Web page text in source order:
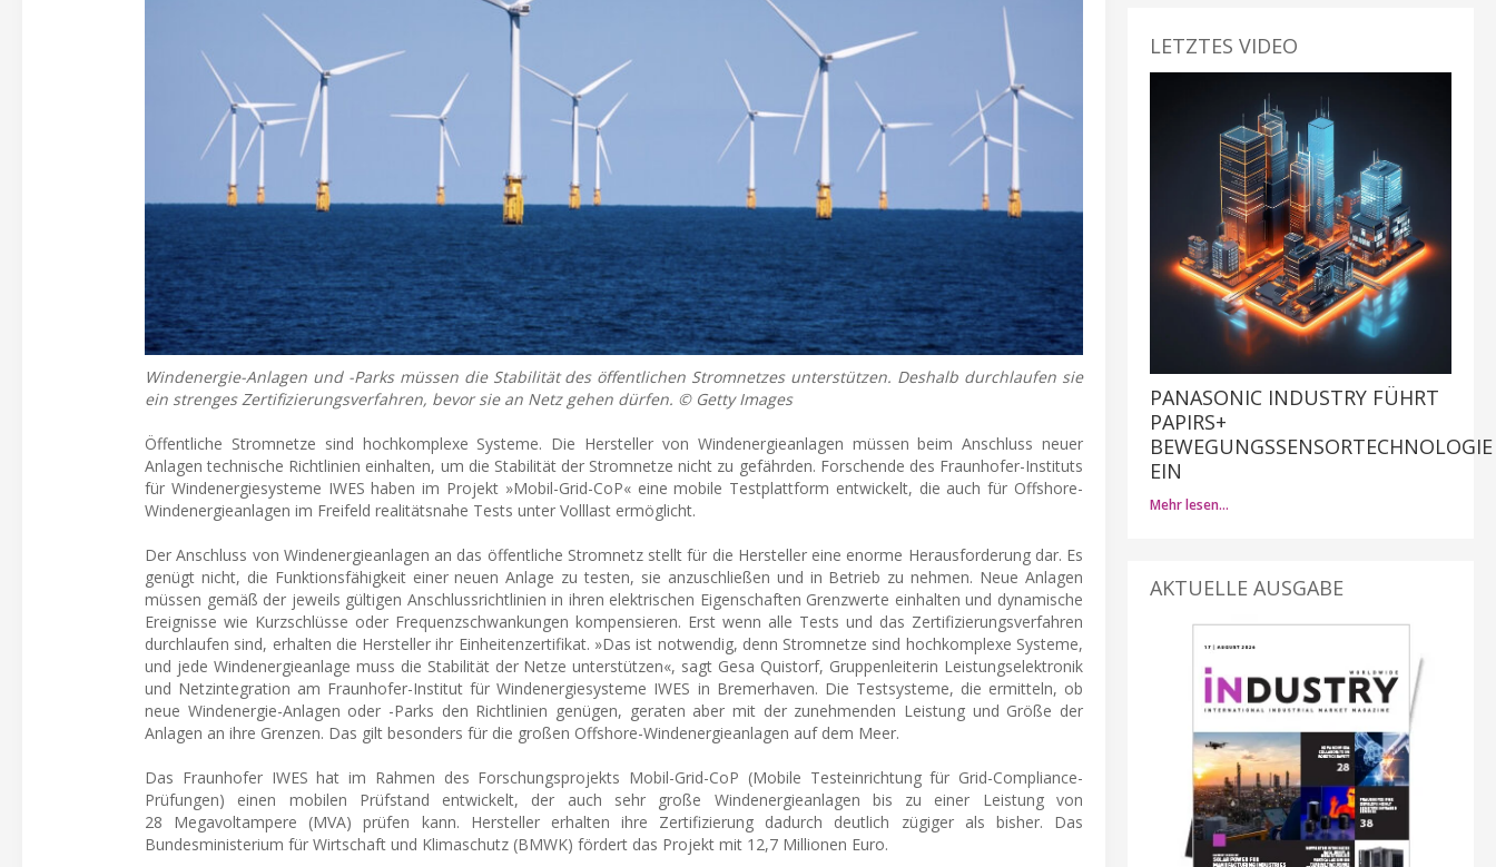
Windenergie-Anlagen und -Parks müssen die Stabilität des öffentlichen Stromnetzes unterstützen. Deshalb durchlaufen sie
ein strenges Zertifizierungsverfahren, bevor sie an Netz gehen dürfen. © Getty Images
Öffentliche Stromnetze sind hochkomplexe Systeme. Die Hersteller von Windenergieanlagen müssen beim Anschluss neuer
Anlagen technische Richtlinien einhalten, um die Stabilität der Stromnetze nicht zu gefährden. Forschende des Fraunhofer-Instituts
für Windenergiesysteme IWES haben im Projekt »Mobil-Grid-CoP« eine mobile Testplattform entwickelt, die auch für Offshore-
Windenergieanlagen im Freifeld realitätsnahe Tests unter Volllast ermöglicht.
Der Anschluss von Windenergieanlagen an das öffentliche Stromnetz stellt für die Hersteller eine enorme Herausforderung dar. Es
genügt nicht, die Funktionsfähigkeit einer neuen Anlage zu testen, sie anzuschließen und in Betrieb zu nehmen. Neue Anlagen
müssen gemäß der jeweils gültigen Anschlussrichtlinien in ihren elektrischen Eigenschaften Grenzwerte einhalten und dynamische
Ereignisse wie Kurzschlüsse oder Frequenzschwankungen kompensieren. Erst wenn alle Tests und das Zertifizierungsverfahren
durchlaufen sind, erhalten die Hersteller ihr Einheitenzertifikat. »Das ist notwendig, denn Stromnetze sind hochkomplexe Systeme,
und jede Windenergieanlage muss die Stabilität der Netze unterstützen«, sagt Gesa Quistorf, Gruppenleiterin Leistungselektronik
und Netzintegration am Fraunhofer-Institut für Windenergiesysteme IWES in Bremerhaven. Die Testsysteme, die ermitteln, ob
neue Windenergie-Anlagen oder -Parks den Richtlinien genügen, geraten aber mit der zunehmenden Leistung und Größe der
Anlagen an ihre Grenzen. Das gilt besonders für die großen Offshore-Windenergieanlagen auf dem Meer.
Das Fraunhofer IWES hat im Rahmen des Forschungsprojekts Mobil-Grid-CoP (Mobile Testeinrichtung für Grid-Compliance-
Prüfungen) einen mobilen Prüfstand entwickelt, der auch sehr große Windenergieanlagen bis zu einer Leistung von
28 Megavoltampere (MVA) prüfen kann. Hersteller erhalten ihre Zertifizierung dadurch deutlich zügiger als bisher. Das
Bundesministerium für Wirtschaft und Klimaschutz (BMWK) fördert das Projekt mit 12,7 Millionen Euro.
LETZTES VIDEO
PANASONIC INDUSTRY FÜHRT
PAPIRS+
BEWEGUNGSSENSORTECHNOLOGIE
EIN
Mehr lesen…
AKTUELLE AUSGABE